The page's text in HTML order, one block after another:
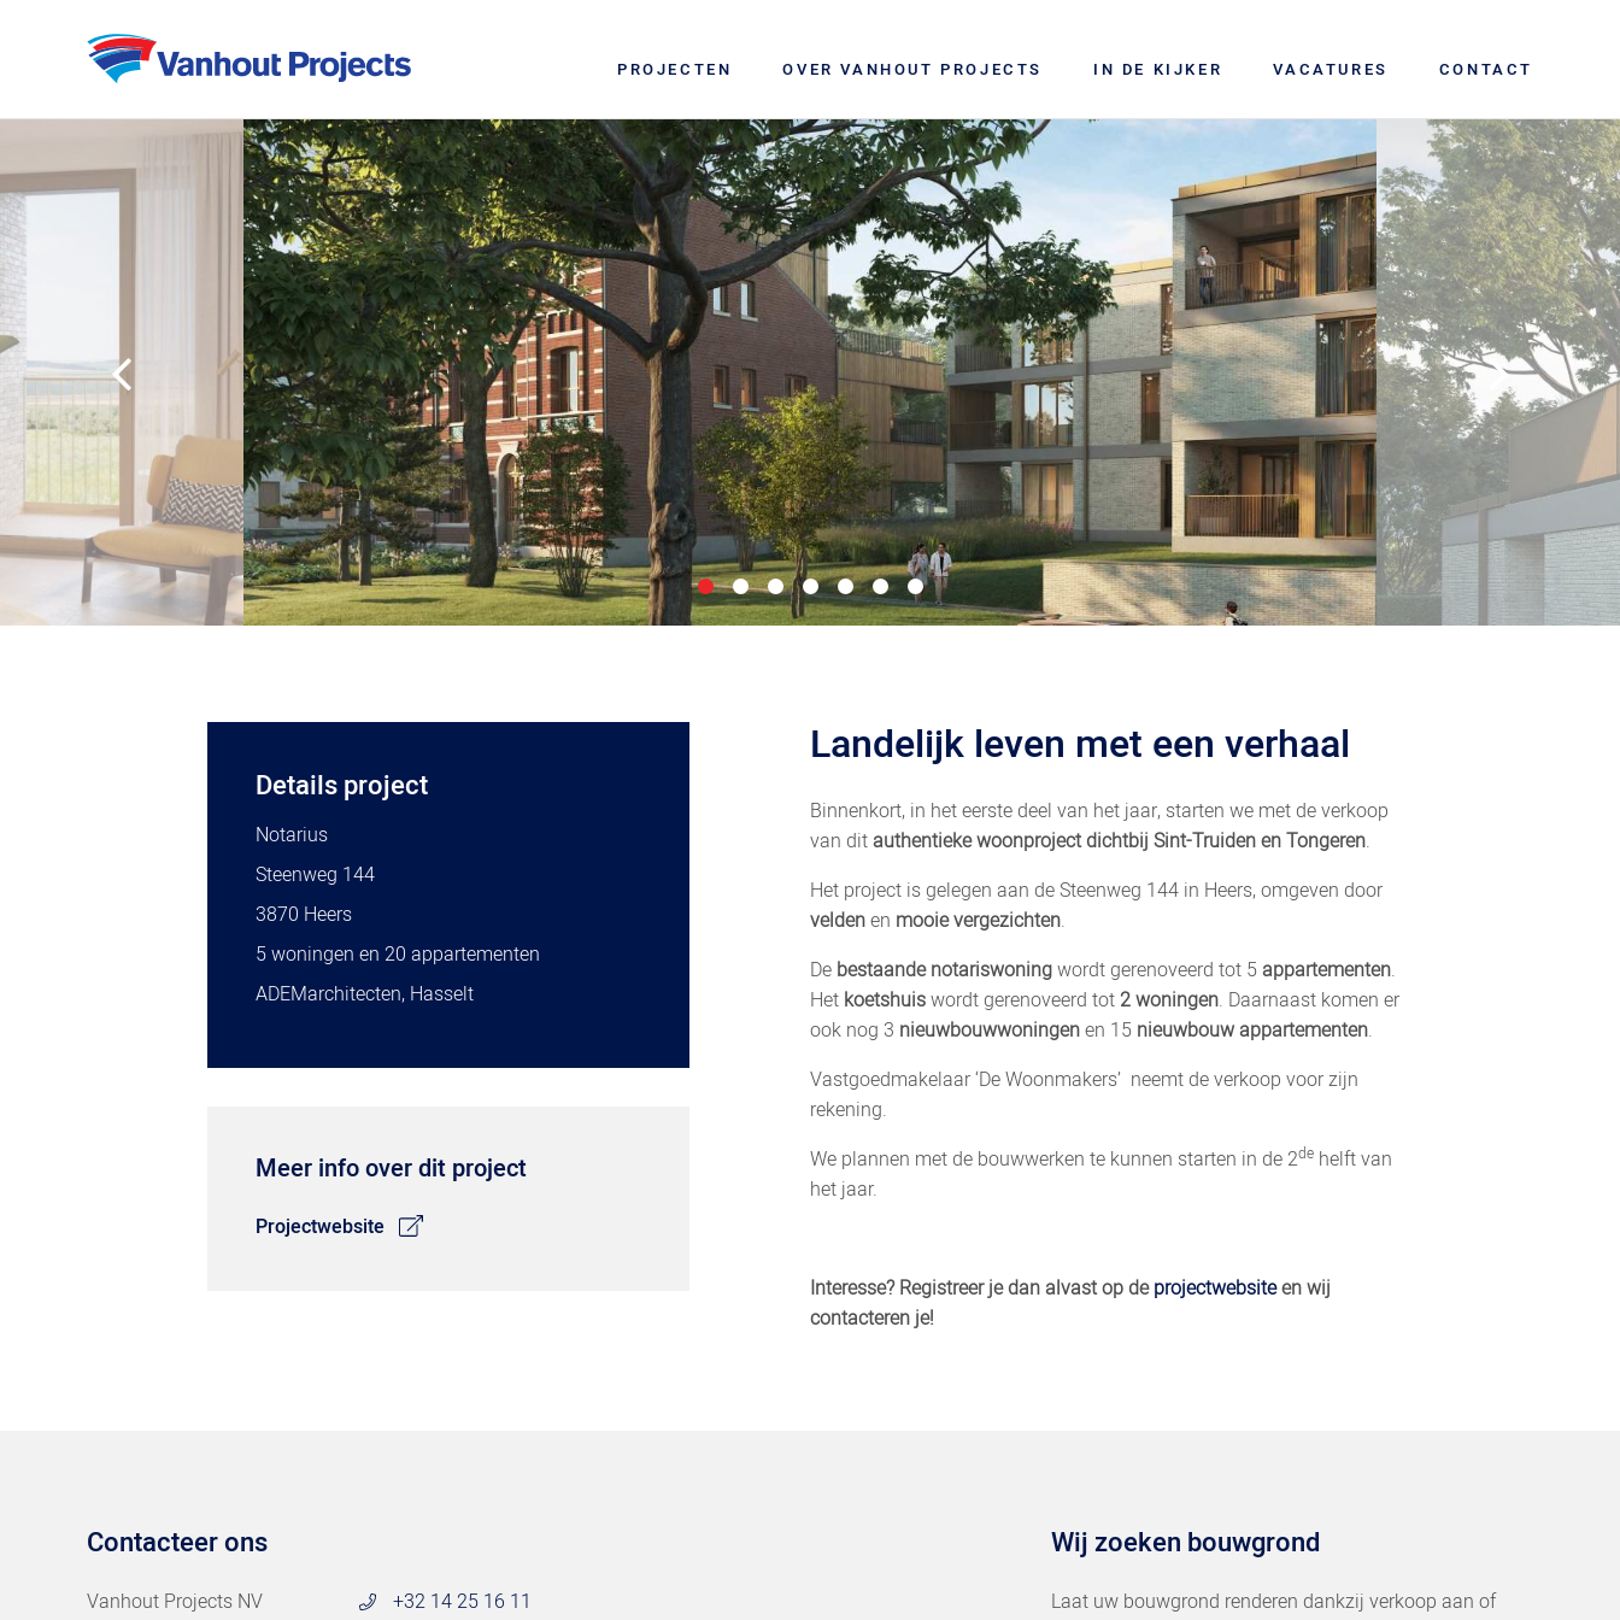
PROJECTEN OVER VANHOUT PROJECTS IN DE KIJKER VACATURES CONTACT
Previous Next
Details project
Notarius
Steenweg 144
3870 Heers
5 woningen en 20 appartementen
ADEMarchitecten, Hasselt
Meer info over dit project
Projectwebsite
Landelijk leven met een verhaal
Binnenkort, in het eerste deel van het jaar, starten we met de verkoop
van ditauthentiekewoonproject dichtbij Sint-Truiden en Tongeren.
Het project is gelegen aan de Steenweg 144 in Heers, omgeven door
veldenen mooie vergezichten.
De bestaande notariswoningwordt gerenoveerd tot 5appartementen.
Het koetshuiswordt gerenoveerd tot 2 woningen. Daarnaast komen er
ook nog 3 nieuwbouwwoningenen 15 nieuwbouw appartementen.
Vastgoedmakelaar ‘De Woonmakers’ neemt de verkoop voor zijn
rekening.
We plannen met de bouwwerken te kunnen starten in de 2dehelft van
het jaar.
Interesse? Registreer je dan alvast op deprojectwebsiteen wij
contacteren je!
Contacteer ons
Vanhout Projects NV
+32 14 25 16 11
Wij zoeken bouwgrond
Laat uw bouwgrond renderen dankzij verkoop aan of